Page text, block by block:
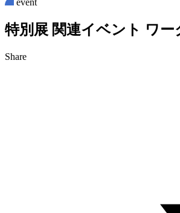
event
特別 展 関連イベン ト ワー
Share